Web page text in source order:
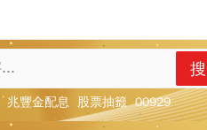
兆豐金配息 股票抽籤 00929